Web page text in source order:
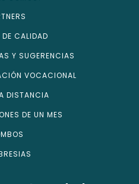
CALIDAD
Y SUGERENCIAS
VOCACIONAL
DISTANCIA
DE UN MES